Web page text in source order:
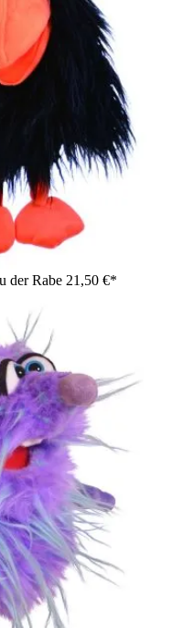
der Rabe 21,50 €*